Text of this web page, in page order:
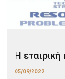
Η εταιρική
05/09/2022